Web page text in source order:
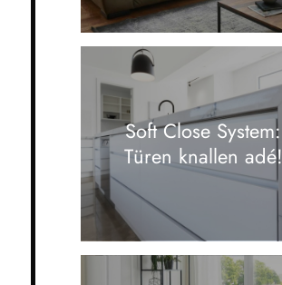
Soft Close System:
Türen knallen adé!